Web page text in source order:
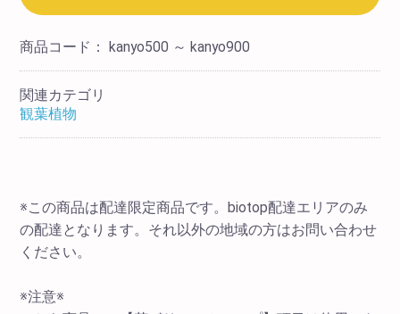
商品コード： kanyo500 ～ kanyo900
関連カテゴリ
観葉植物
※この商品は配達限定商品です。biotop配達エリアのみ
の配達となります。それ以外の地域の方はお問い合わせ
ください。
※注意※